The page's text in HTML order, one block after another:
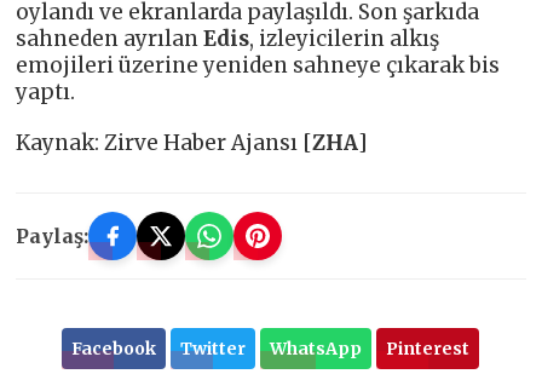
oylandı ve ekranlarda paylaşıldı. Son şarkıda
sahneden ayrılanEdis, izleyicilerin alkış
emojileri üzerine yeniden sahneye çıkarak bis
yaptı.
Kaynak: Zirve Haber Ajansı [ZHA]
Paylaş:
Facebook Twitter WhatsApp Pinterest